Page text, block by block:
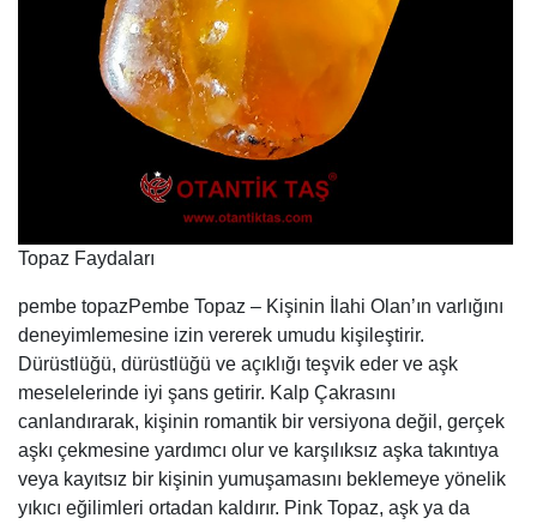
Topaz Faydaları
pembe topazPembe Topaz – Kişinin İlahi Olan’ın varlığını
deneyimlemesine izin vererek umudu kişileştirir.
Dürüstlüğü, dürüstlüğü ve açıklığı teşvik eder ve aşk
meselelerinde iyi şans getirir. Kalp Çakrasını
canlandırarak, kişinin romantik bir versiyona değil, gerçek
aşkı çekmesine yardımcı olur ve karşılıksız aşka takıntıya
veya kayıtsız bir kişinin yumuşamasını beklemeye yönelik
yıkıcı eğilimleri ortadan kaldırır. Pink Topaz, aşk ya da